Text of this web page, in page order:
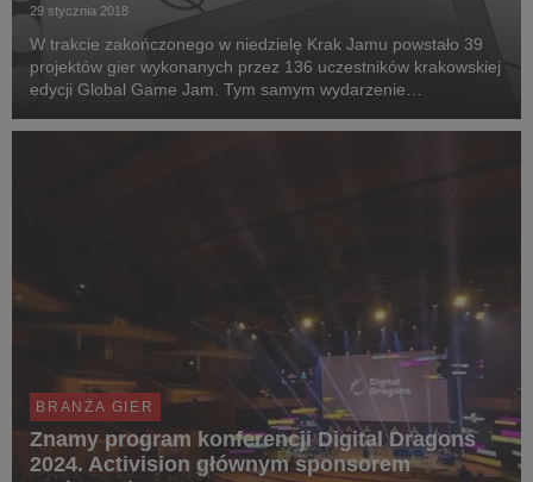
29 stycznia 2018
W trakcie zakończonego w niedzielę Krak Jamu powstało 39
projektów gier wykonanych przez 136 uczestników krakowskiej
edycji Global Game Jam. Tym samym wydarzenie
największym w Polsce.
BRANŻA GIER
Znamy program konferencji Digital Dragons
2024. Activision głównym sponsorem